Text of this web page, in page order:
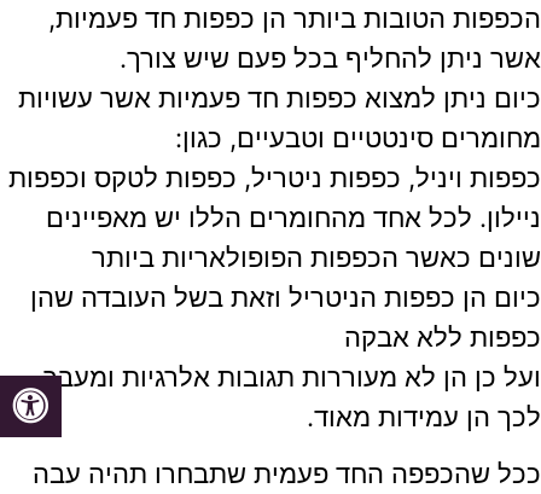
הכפפות הטובות ביותר הן כפפות חד פעמיות,
אשר ניתן להחליף בכל פעם שיש צורך.
כיום ניתן למצוא כפפות חד פעמיות אשר עשויות
מחומרים סינטטיים וטבעיים, כגון:
כפפות ויניל, כפפות ניטריל, כפפות לטקס וכפפות
ניילון. לכל אחד מהחומרים הללו יש מאפיינים
שונים כאשר הכפפות הפופולאריות ביותר
כיום הן כפפות הניטריל וזאת בשל העובדה שהן
כפפות ללא אבקה
ועל כן הן לא מעוררות תגובות אלרגיות ומעבר
לכך הן עמידות מאוד.
ככל שהכפפה החד פעמית שתבחרו תהיה עבה